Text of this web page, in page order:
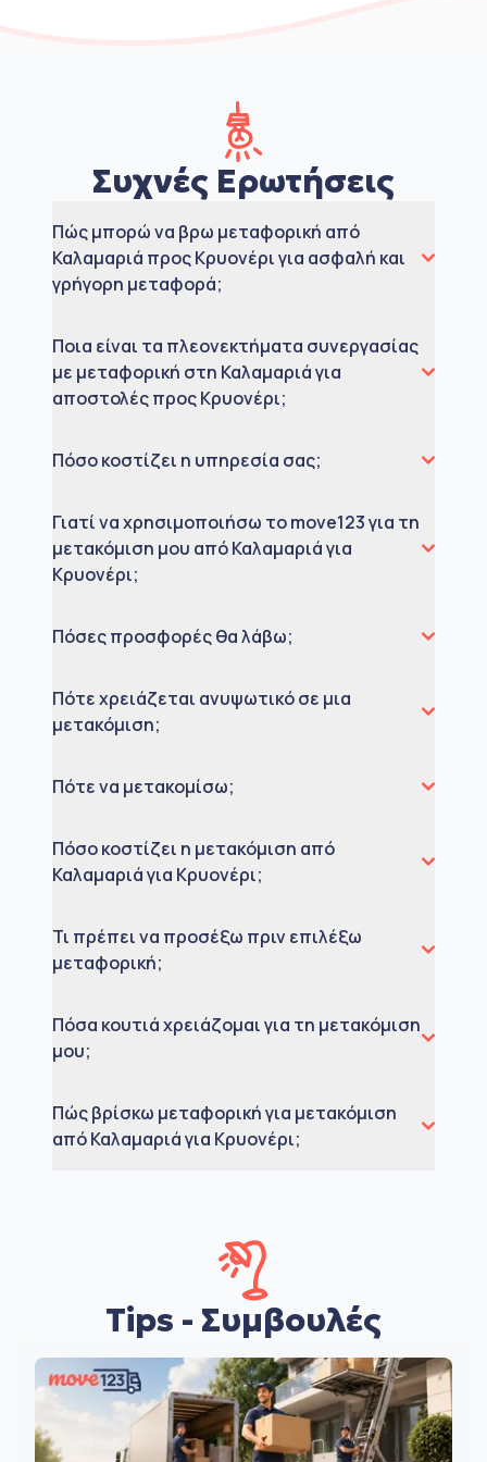
Συχνές Ερωτήσεις
Πώς μπορώ να βρω μεταφορική από
Καλαμαριά προς Κρυονέρι για ασφαλή και
γρήγορη μεταφορά;
Ποια είναι τα πλεονεκτήματα συνεργασίας
με μεταφορική στη Καλαμαριά για
αποστολές προς Κρυονέρι;
Πόσο κοστίζει η υπηρεσία σας;
Γιατί να χρησιμοποιήσω το move123 για τη
μετακόμιση μου από Καλαμαριά για
Κρυονέρι;
Πόσες προσφορές θα λάβω;
Πότε χρειάζεται ανυψωτικό σε μια
μετακόμιση;
Πότε να μετακομίσω;
Πόσο κοστίζει η μετακόμιση από
Καλαμαριά για Κρυονέρι;
Τι πρέπει να προσέξω πριν επιλέξω
μεταφορική;
Πόσα κουτιά χρειάζομαι για τη μετακόμιση
μου;
Πώς βρίσκω μεταφορική για μετακόμιση
από Καλαμαριά για Κρυονέρι;
Tips - Συμβουλές